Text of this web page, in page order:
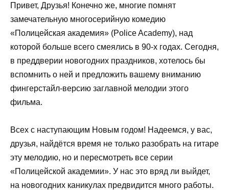
Привет, Друзья! Конечно же, многие помнят
замечательную многосерийную комедию
«Полицейская академия» (Police Academy), над
которой больше всего смеялись в 90-х годах. Сегодня,
в преддверии новогодних праздников, хотелось бы
вспомнить о ней и предложить вашему вниманию
фингерстайл-версию заглавной мелодии этого
фильма.
Всех с наступающим Новым годом! Надеемся, у вас,
друзья, найдётся время не только разобрать на гитаре
эту мелодию, но и пересмотреть все серии
«Полицейской академии». У нас это вряд ли выйдет,
на новогодних каникулах предвидится много работы.